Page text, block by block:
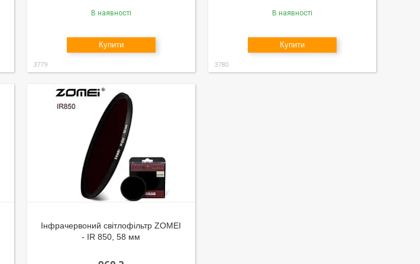
В наявності
Купити
3779
В наявності
Купити
3780
Інфрачервоний світлофільтр ZOMEI
- IR 850, 58 мм